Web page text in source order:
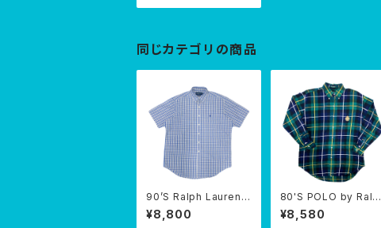
同じカテゴリの商品
90’S Ralph Lauren B
D S/S shirt
¥8,800
80'S POLO by Ralp
h Lauren B/D SHIRT
S
¥8,580